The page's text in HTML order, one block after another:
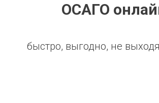
ОСАГО
быстро, выгодно, не